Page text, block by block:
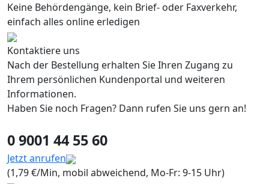
Keine Behördengänge, kein Brief- oder Faxverkehr,
einfach alles online erledigen
Kontaktiere uns
Nach der Bestellung erhalten Sie Ihren Zugang zu
Ihrem persönlichen Kundenportal und weiteren
Informationen.
Haben Sie noch Fragen? Dann rufen Sie uns gern an!
0 9001 44 55 60
Jetzt anrufen
(1,79 €/Min, mobil abweichend, Mo-Fr: 9-15 Uhr)